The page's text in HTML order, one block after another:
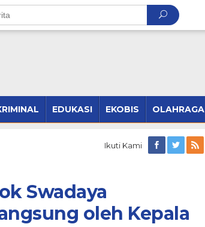
EDUKASI EKOBIS OLAHRAGA
Ikuti Kami
Swadaya
oleh Kepala